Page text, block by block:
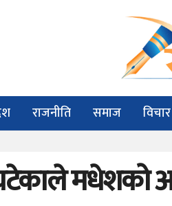
राजनीति समाज विचार
मधेशको